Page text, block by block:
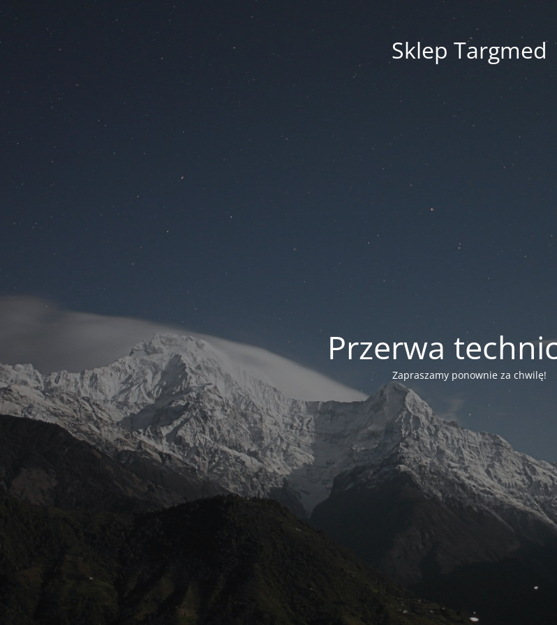
Sklep Targmed
Przerwa
Zapraszamy ponownie za chwilę!